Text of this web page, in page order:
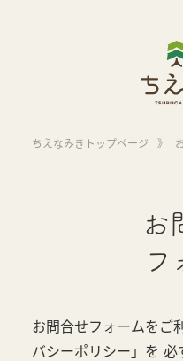
ちえなみきトップページ 》
お
フ
お問合せフォームをご
バシーポリシー」を 必